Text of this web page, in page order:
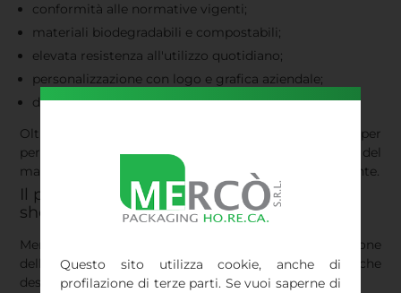
Questo sito utilizza cookie, anche di
profilazione di terze parti. Se vuoi saperne di
conformità alle normative vigenti;
materiali biodegradabili e compostabili;
elevata resistenza all'utilizzo quotidiano;
personalizzazione con logo e grafica aziendale;
disponibilità di diversi formati.
Oltre a rappresentare una scelta sostenibile, le shopper
personalizzate contribuiscono a migliorare la visibilità del
marchio e a offrire un servizio più professionale al cliente.
Il processo di personalizzazione delle
shopper bio: tutti gli step di Mercò
Mercò segue un processo dedicato per la realizzazione
delle shopper biodegradabili personalizzate, che
descriviamo di seguito.